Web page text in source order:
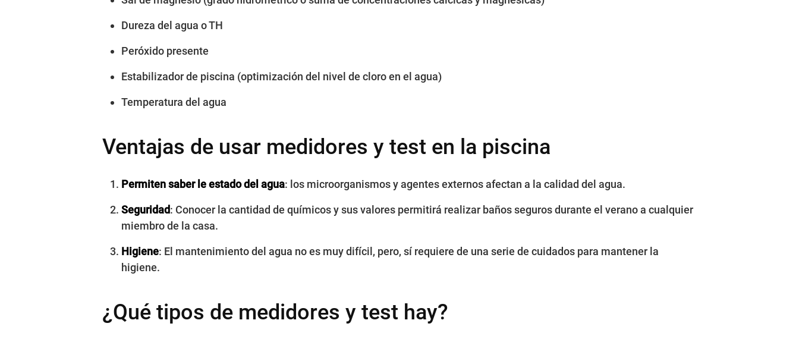
Dureza del agua o TH
Peróxido presente
Estabilizador de piscina (optimización del nivel de cloro en el agua)
Temperatura del agua
Ventajas de usar medidores y test en la piscina
Permiten saber le estado del agua: los microorganismos y agentes externos afectan a la calidad del agua.
Seguridad: Conocer la cantidad de químicos y sus valores permitirá realizar baños seguros durante el verano a cualquier
miembro de la casa.
Higiene: El mantenimiento del agua no es muy difícil, pero, sí requiere de una serie de cuidados para mantener la
higiene.
¿Qué tipos de medidores y test hay?